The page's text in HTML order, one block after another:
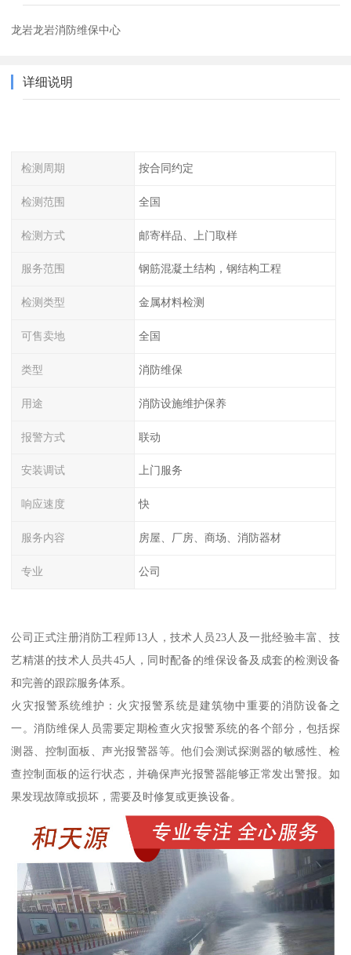
龙岩龙岩消防维保中心
详细说明
检测周期 按合同约定
检测范围 全国
检测方式 邮寄样品、上门取样
服务范围 钢筋混凝土结构，钢结构工程
检测类型 金属材料检测
可售卖地 全国
类型 消防维保
用途 消防设施维护保养
报警方式 联动
安装调试 上门服务
响应速度 快
服务内容 房屋、厂房、商场、消防器材
专业 公司
公司正式注册消防工程师13人，技术人员23人及一批经验丰富、技
艺精湛的技术人员共45人，同时配备的维保设备及成套的检测设备
和完善的跟踪服务体系。
火灾报警系统维护：火灾报警系统是建筑物中重要的消防设备之
一。消防维保人员需要定期检查火灾报警系统的各个部分，包括探
测器、控制面板、声光报警器等。他们会测试探测器的敏感性、检
查控制面板的运行状态，并确保声光报警器能够正常发出警报。如
果发现故障或损坏，需要及时修复或更换设备。